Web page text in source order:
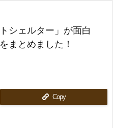
シェルター」が面白
まとめました！
Copy